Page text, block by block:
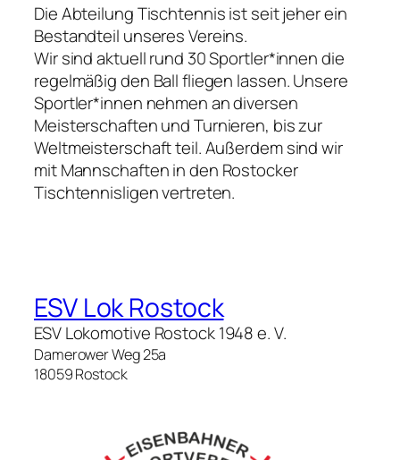
Die Abteilung Tischtennis ist seit jeher ein
Bestandteil unseres Vereins.
Wir sind aktuell rund 30 Sportler*innen die
regelmäßig den Ball fliegen lassen. Unsere
Sportler*innen nehmen an diversen
Meisterschaften und Turnieren, bis zur
Weltmeisterschaft teil. Außerdem sind wir
mit Mannschaften in den Rostocker
Tischtennisligen vertreten.
ESV Lok Rostock
ESV Lokomotive Rostock 1948 e. V.
Damerower Weg 25a
18059 Rostock